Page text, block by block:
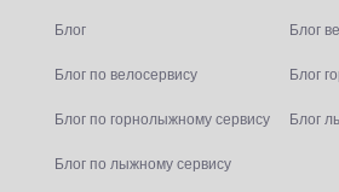
Блог Блог
Блог по велосервису Блог
Блог по горнолыжному сервису Блог
Блог по лыжному сервису